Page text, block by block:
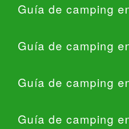
Guía de camping
Guía de camping
Guía de camping
Guía de camping